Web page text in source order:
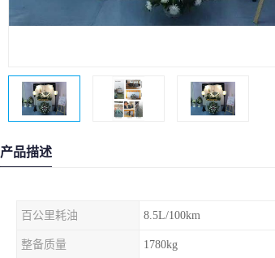
产品描述
百公里耗油 8.5L/100km
整备质量 1780kg